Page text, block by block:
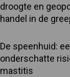
droogte en
handel in de
De speenhuid:
onderschatte
mastitis